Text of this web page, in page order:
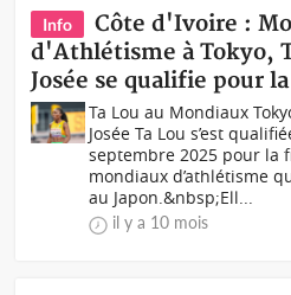
Info
Côte d'Ivoire :
d'Athlétisme à Tokyo,
Josée se qualifie pour
Ta Lou au Mondiaux
Josée Ta Lou s’est
septembre 2025 pour la
mondiaux d’athlétisme
au Japon.&nbsp;Ell...
il y a 10 mois